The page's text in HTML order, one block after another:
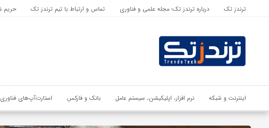
اشتراک گذاری
با استفاده از روش‌های زیر می‌توانید این صفحه را با دوستان خود به
اشتراک بگذارید.
ترندز تک درباره ترندز تک؛ مجله علمی و فناوری تماس و ارتباط با تیم ترندز تک حریم
اینترنت و شبکه نرم افزار، اپلیکیشن، سیستم عامل بانک و فارکس استارت‌آپ‌های فناوری